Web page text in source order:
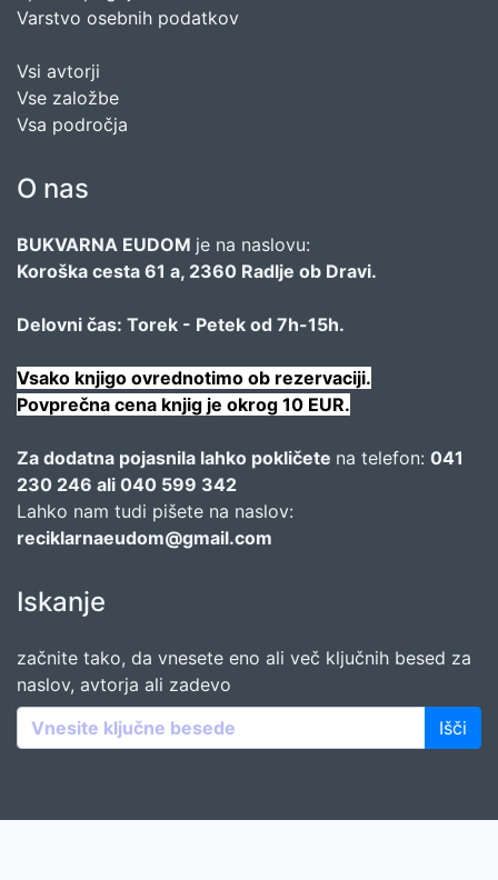
Varstvo osebnih podatkov
Vsi avtorji
Vse založbe
Vsa področja
O nas
BUKVARNA EUDOM je na naslovu:
Koroška cesta 61 a, 2360 Radlje ob Dravi.
Delovni čas: Torek - Petek od 7h-15h.
Vsako knjigo ovrednotimo ob rezervaciji.
Povprečna cena knjig je okrog 10 EUR.
Za dodatna pojasnila lahko pokličete na telefon: 041
230 246 ali 040 599 342
Lahko nam tudi pišete na naslov:
reciklarnaeudom@gmail.com
Iskanje
začnite tako, da vnesete eno ali več ključnih besed za
naslov, avtorja ali zadevo
Išči